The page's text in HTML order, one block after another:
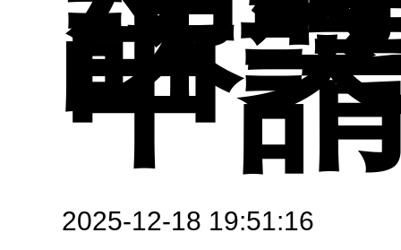
工
師
碩
分
表
申
2025-12-18 19:51:16